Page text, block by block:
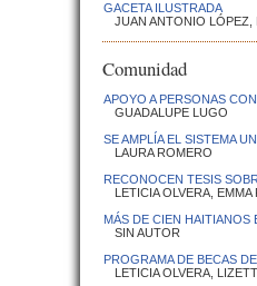
GACETA ILUSTRADA
JUAN ANTONIO LÓPEZ,
Comunidad
APOYO A PERSONAS
GUADALUPE LUGO
SE AMPLÍA EL SISTEMA
LAURA ROMERO
RECONOCEN TESIS
LETICIA OLVERA, EMMA
MÁS DE CIEN HAITIANOS
SIN AUTOR
PROGRAMA DE BECAS
LETICIA OLVERA,